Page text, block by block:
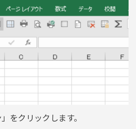
をクリックします。